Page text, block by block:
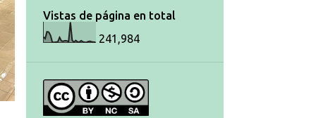
Vistas de página en total
241,984